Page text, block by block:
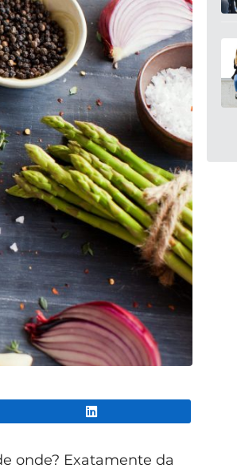
onde? Exatamente da